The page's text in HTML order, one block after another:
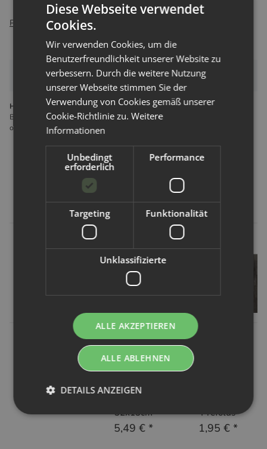
Packungsinhalt: 6 Stück in der Größe deiner Wahl
Bewertungen
Hersteller gemäß GPSR
Blümchen Stoffwindel GmbH Pfarrzeile 7 2202 Großmugl Österreich
office@stoffwindelcompany.at
Kunden kauften dazu folgende
Artikel:
Bodyverlängerung
- 3 Stk
Blümchen
Hanf-Bambus
Einlage (4-
32x13cm
5,49 € *
Prefolds
1,95 € *
Diese Webseite verwendet
Cookies.
Wir verwenden Cookies, um die
Benutzerfreundlichkeit unserer Website zu
verbessern. Durch die weitere Nutzung
unserer Webseite stimmen Sie der
Verwendung von Cookies gemäß unserer
Cookie-Richtlinie zu.Weitere
Informationen
Unbedingt
erforderlich
Performance
Targeting Funktionalität
Unklassifizierte
ALLE AKZEPTIEREN
ALLE ABLEHNEN
DETAILS ANZEIGEN